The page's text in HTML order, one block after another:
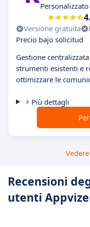
Versione gratuita
Precio bajo solicitud
Gestione
strumenti esistenti e
ottimizzare le
Più dettagli
Recensioni
utenti